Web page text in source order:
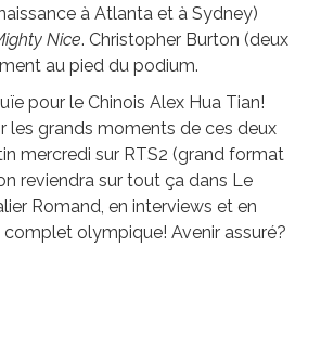
à Atlanta et à Sydney)
Nice. Christopher Burton (deux
au pied du podium.
pour le Chinois Alex Hua Tian!
les grands moments de ces deux
mercredi sur RTS2 (grand format
reviendra sur tout ça dans Le
Romand, en interviews et en
olympique! Avenir assuré?